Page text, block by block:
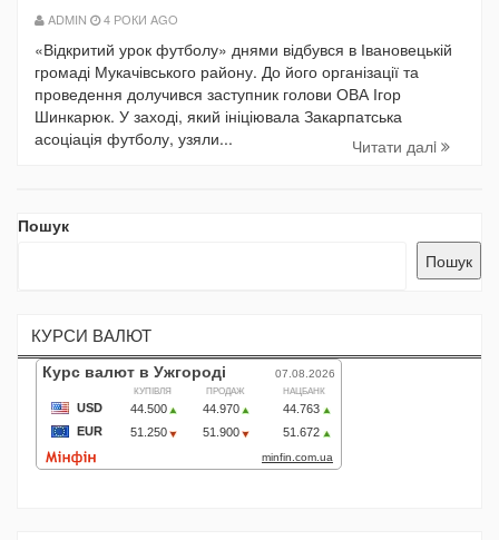
ADMIN 4 РОКИ AGO
«Відкритий урок футболу» днями відбувся в Івановецькій
громаді Мукачівського району. До його організації та
проведення долучився заступник голови ОВА Ігор
Шинкарюк. У заході, який ініціювала Закарпатська
асоціація футболу, узяли...
Читати далi
Пошук
Пошук
КУРСИ ВАЛЮТ